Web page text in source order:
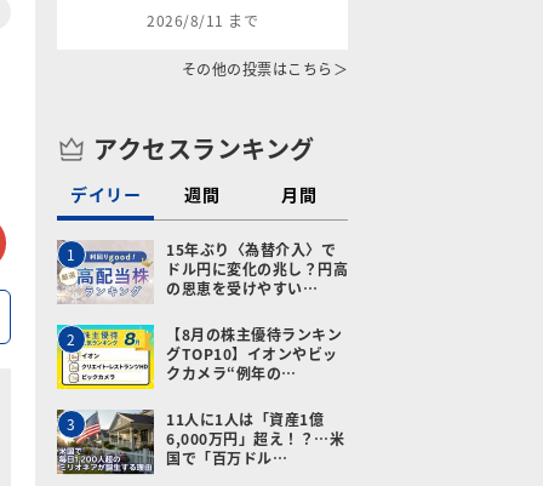
メールで送る
2026/8/11 まで
その他の投票はこちら＞
アクセスランキング
デイリー 週間 月間
1
15年ぶり〈為替介入〉で
ドル円に変化の兆し？円高
の恩恵を受けやすい…
2
【8月の株主優待ランキン
グTOP10】イオンやビッ
クカメラ“例年の…
3
11人に1人は「資産1億
6,000万円」超え！？…米
国で「百万ドル…